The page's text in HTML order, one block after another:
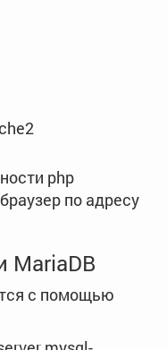
php
по адресу
MariaDB
с помощью